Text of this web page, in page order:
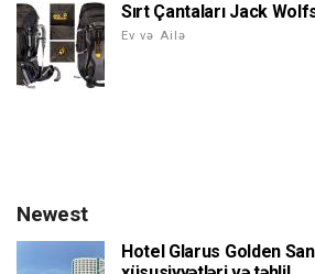
Sırt Çantaları Jack
Ev və Ailə
Newest
Hotel Glarus Golden